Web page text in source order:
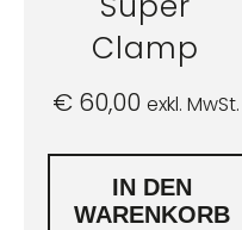
Clamp
€60,00 exkl. MwSt.
IN DEN
WARENKORB